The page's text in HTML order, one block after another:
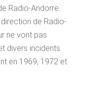
Radio-Andorre.
de Radio-
ne vont pas
divers incidents
en 1969, 1972 et